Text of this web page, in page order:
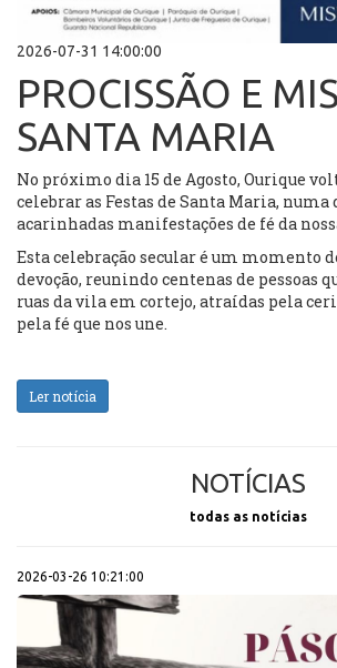
2026-07-31 14:00:00
PROCISSÃO E
SANTA MARIA
No próximo dia 15 de Agosto, Ourique
celebrar as Festas de Santa Maria, numa
acarinhadas manifestações de fé da
Esta celebração secular é um momento
devoção, reunindo centenas de pessoas
ruas da vila em cortejo, atraídas pela
pela fé que nos une.
Ler notícia
NOTÍCIAS
todas as notícias
2026-03-26 10:21:00